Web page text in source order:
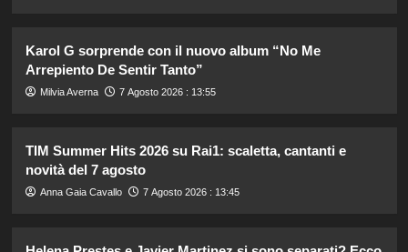
5
celebrazione in famiglia da mamma
bis emozionante e gioiosa.
1
Marzia: vacanza da sogno in
Karol G sorprende con il nuovo album “No Me
Arrepiento De Sentir Tanto”
Milvia Averna 7 Agosto 2026 : 13:55
TIM Summer Hits 2026 su Rai1: scaletta, cantanti e
novità del 7 agosto
Anna Gaia Cavallo 7 Agosto 2026 : 13:45